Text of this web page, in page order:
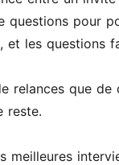
questions pour
et les questions
relances que de
reste.
meilleures